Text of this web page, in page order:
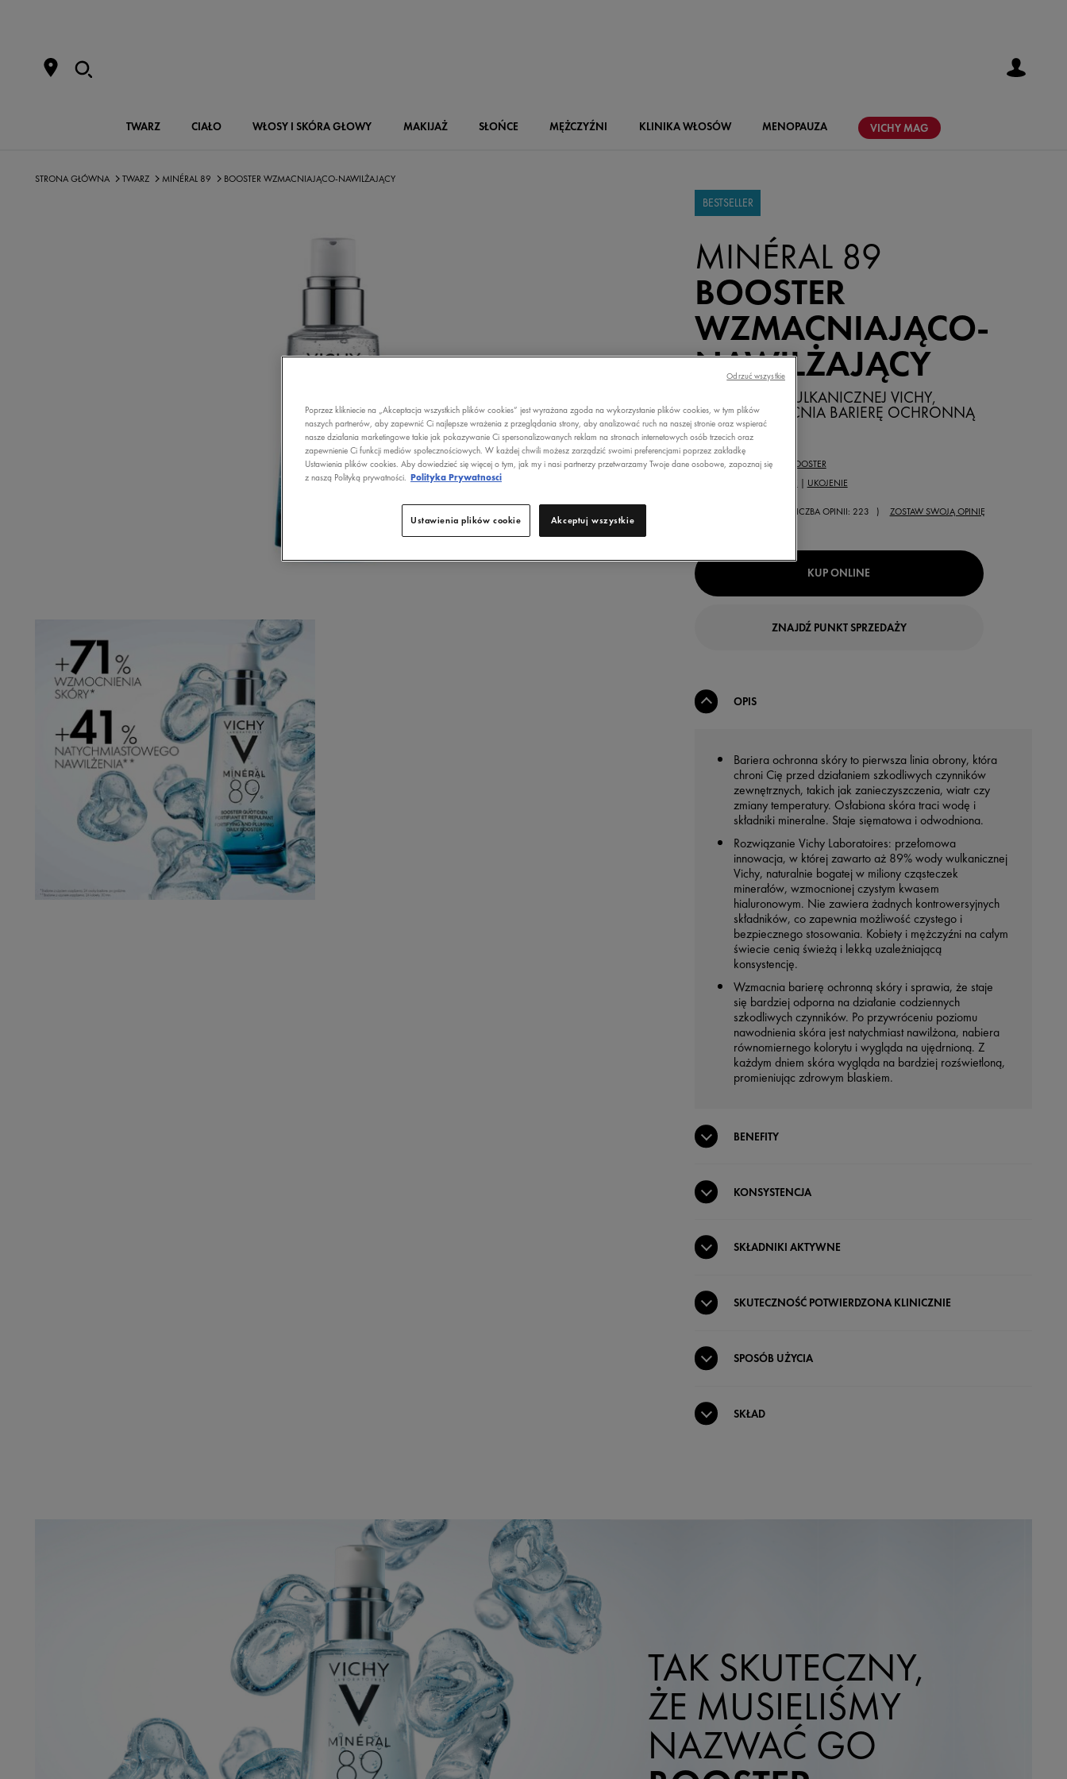
TWARZ CIAŁO WŁOSY I SKÓRA GŁOWY MAKIJAŻ SŁOŃCE MĘŻCZYŹNI KLINIKA WŁOSÓW MENOPAUZA VICHY MAG
STRONA GŁÓWNA TWARZ MINÉRAL 89 BOOSTER WZMACNIAJĄCO-NAWILŻAJĄCY
BESTSELLER
MINÉRAL 89
BOOSTER
WZMACNIAJĄCO-
NAWILŻAJĄCY
89% WODY WULKANICZNEJ VICHY,
KTÓRA WZMACNIA BARIERĘ OCHRONNĄ
50ML
RODZAJ PRODUKTU:
BOOSTER
| UKOJENIE
( LICZBA OPINII: 223 ) ZOSTAW SWOJĄ OPINIĘ
KUP ONLINE
ZNAJDŹ PUNKT SPRZEDAŻY
OPIS
Bariera ochronna skóry to pierwsza linia obrony, która
chroni Cię przed działaniem szkodliwych czynników
zewnętrznych, takich jak zanieczyszczenia, wiatr czy
zmiany temperatury. Osłabiona skóra traci wodę i
składniki mineralne. Staje sięmatowa i odwodniona. ​ ​
Rozwiązanie Vichy Laboratoires: przełomowa
innowacja, w której zawarto aż 89% wody wulkanicznej
Vichy, naturalnie bogatej w miliony cząsteczek
minerałów, wzmocnionej czystym kwasem
hialuronowym. Nie zawiera żadnych kontrowersyjnych
składników, co zapewnia możliwość czystego i
bezpiecznego stosowania. Kobiety i mężczyźni na całym
świecie cenią świeżą i lekką uzależniającą
konsystencję.​ ​ ​
Wzmacnia barierę ochronną skóry i sprawia, że staje
się bardziej odporna na działanie codziennych
szkodliwych czynników. Po przywróceniu poziomu
nawodnienia skóra jest natychmiast nawilżona, nabiera
równomiernego kolorytu i wygląda na ujędrnioną. Z
każdym dniem skóra wygląda na bardziej rozświetloną,
promieniując zdrowym blaskiem.
BENEFITY
KONSYSTENCJA
SKŁADNIKI AKTYWNE
SKUTECZNOŚĆ POTWIERDZONA KLINICZNIE
SPOSÓB UŻYCIA
SKŁAD
TAK SKUTECZNY,
ŻE MUSIELIŚMY
NAZWAĆ GO
Poprzez klikniecie na „Akceptacja wszystkich plików cookies” jest wyrażana zgoda na wykorzystanie plików cookies, w tym plików
naszych partnerów, aby zapewnić Ci najlepsze wrażenia z przeglądania strony, aby analizować ruch na naszej stronie oraz wspierać
nasze działania marketingowe takie jak pokazywanie Ci spersonalizowanych reklam na stronach internetowych osób trzecich oraz
zapewnienie Ci funkcji mediów społecznościowych. W każdej chwili możesz zarządzić swoimi preferencjami poprzez zakładkę
Ustawienia plików cookies. Aby dowiedzieć się więcej o tym, jak my i nasi partnerzy przetwarzamy Twoje dane osobowe, zapoznaj się
z naszą Polityką prywatności. Polityka Prywatnosci
Ustawienia plików cookie Akceptuj wszystkie
Odrzuć wszystkie